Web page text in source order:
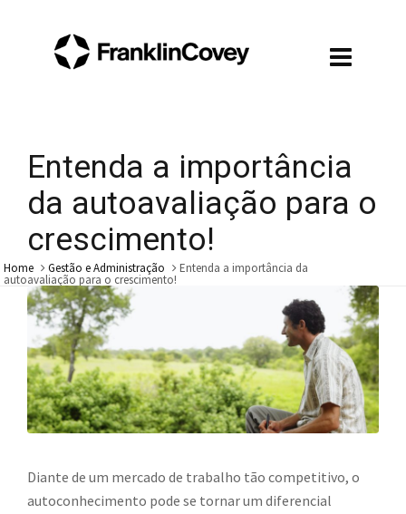
Entenda a importância
da autoavaliação para o
crescimento!
Home Gestão e Administração Entenda a importância da
autoavaliação para o crescimento!
Diante de um mercado de trabalho tão competitivo, o
autoconhecimento pode se tornar um diferencial